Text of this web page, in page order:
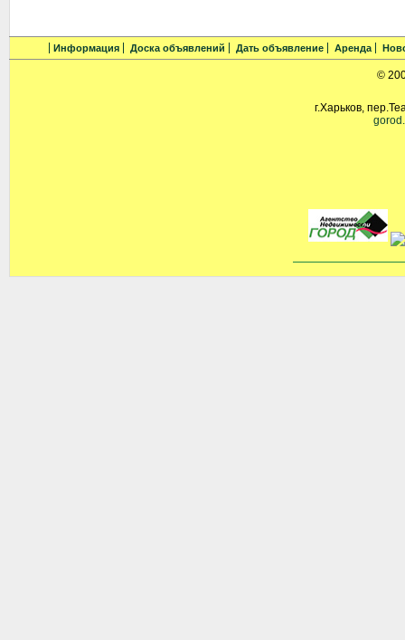
Информация Доска объявлений Дать объявление Аренда
©
г.Харьков,